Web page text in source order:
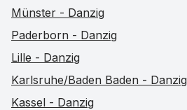
Münster - Danzig
Paderborn - Danzig
Lille - Danzig
Karlsruhe/Baden Baden - Danzig
Kassel - Danzig